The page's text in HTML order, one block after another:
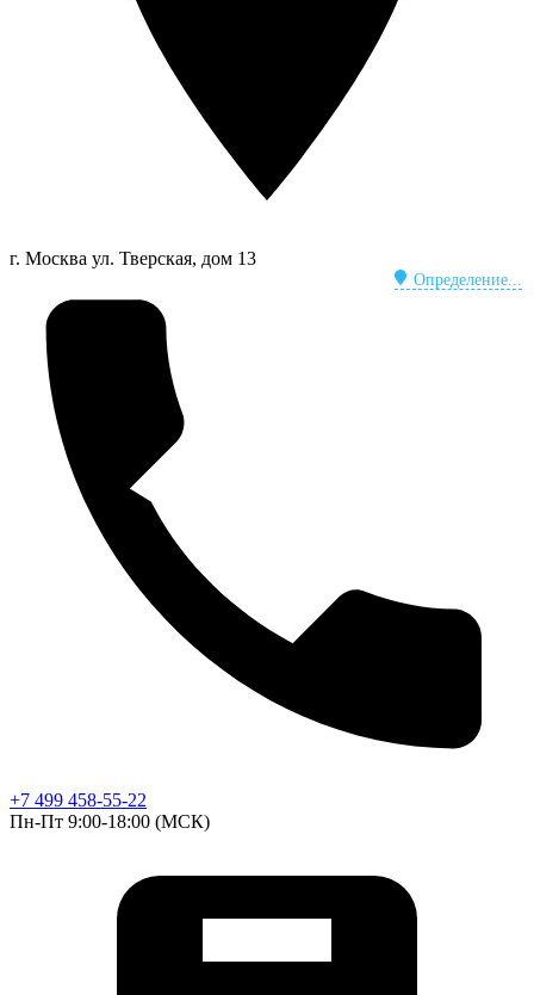
г. Москва
Определение...
ул. Тверская, дом 13
+7 499 458-55-22
Пн-Пт 9:00-18:00 (МСК)